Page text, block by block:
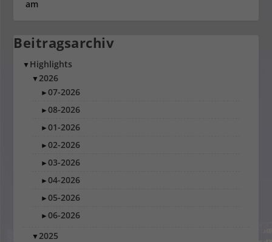
Beitragsarchiv
▼ Highlights
▼2026
►07-2026
►08-2026
►01-2026
►02-2026
►03-2026
►04-2026
►05-2026
►06-2026
▼2025